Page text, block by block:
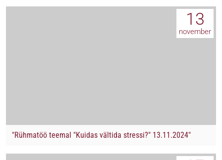
13
november
"Rühmatöö teemal "Kuidas vältida stressi?" 13.11.2024"